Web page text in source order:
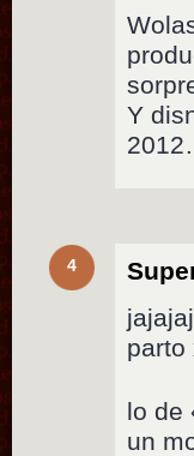
Y
4
parto
lo de
un